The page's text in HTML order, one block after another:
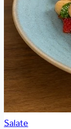
Salate